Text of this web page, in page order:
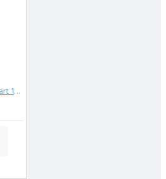
Folie Aluminiu Bee Smart 10m.